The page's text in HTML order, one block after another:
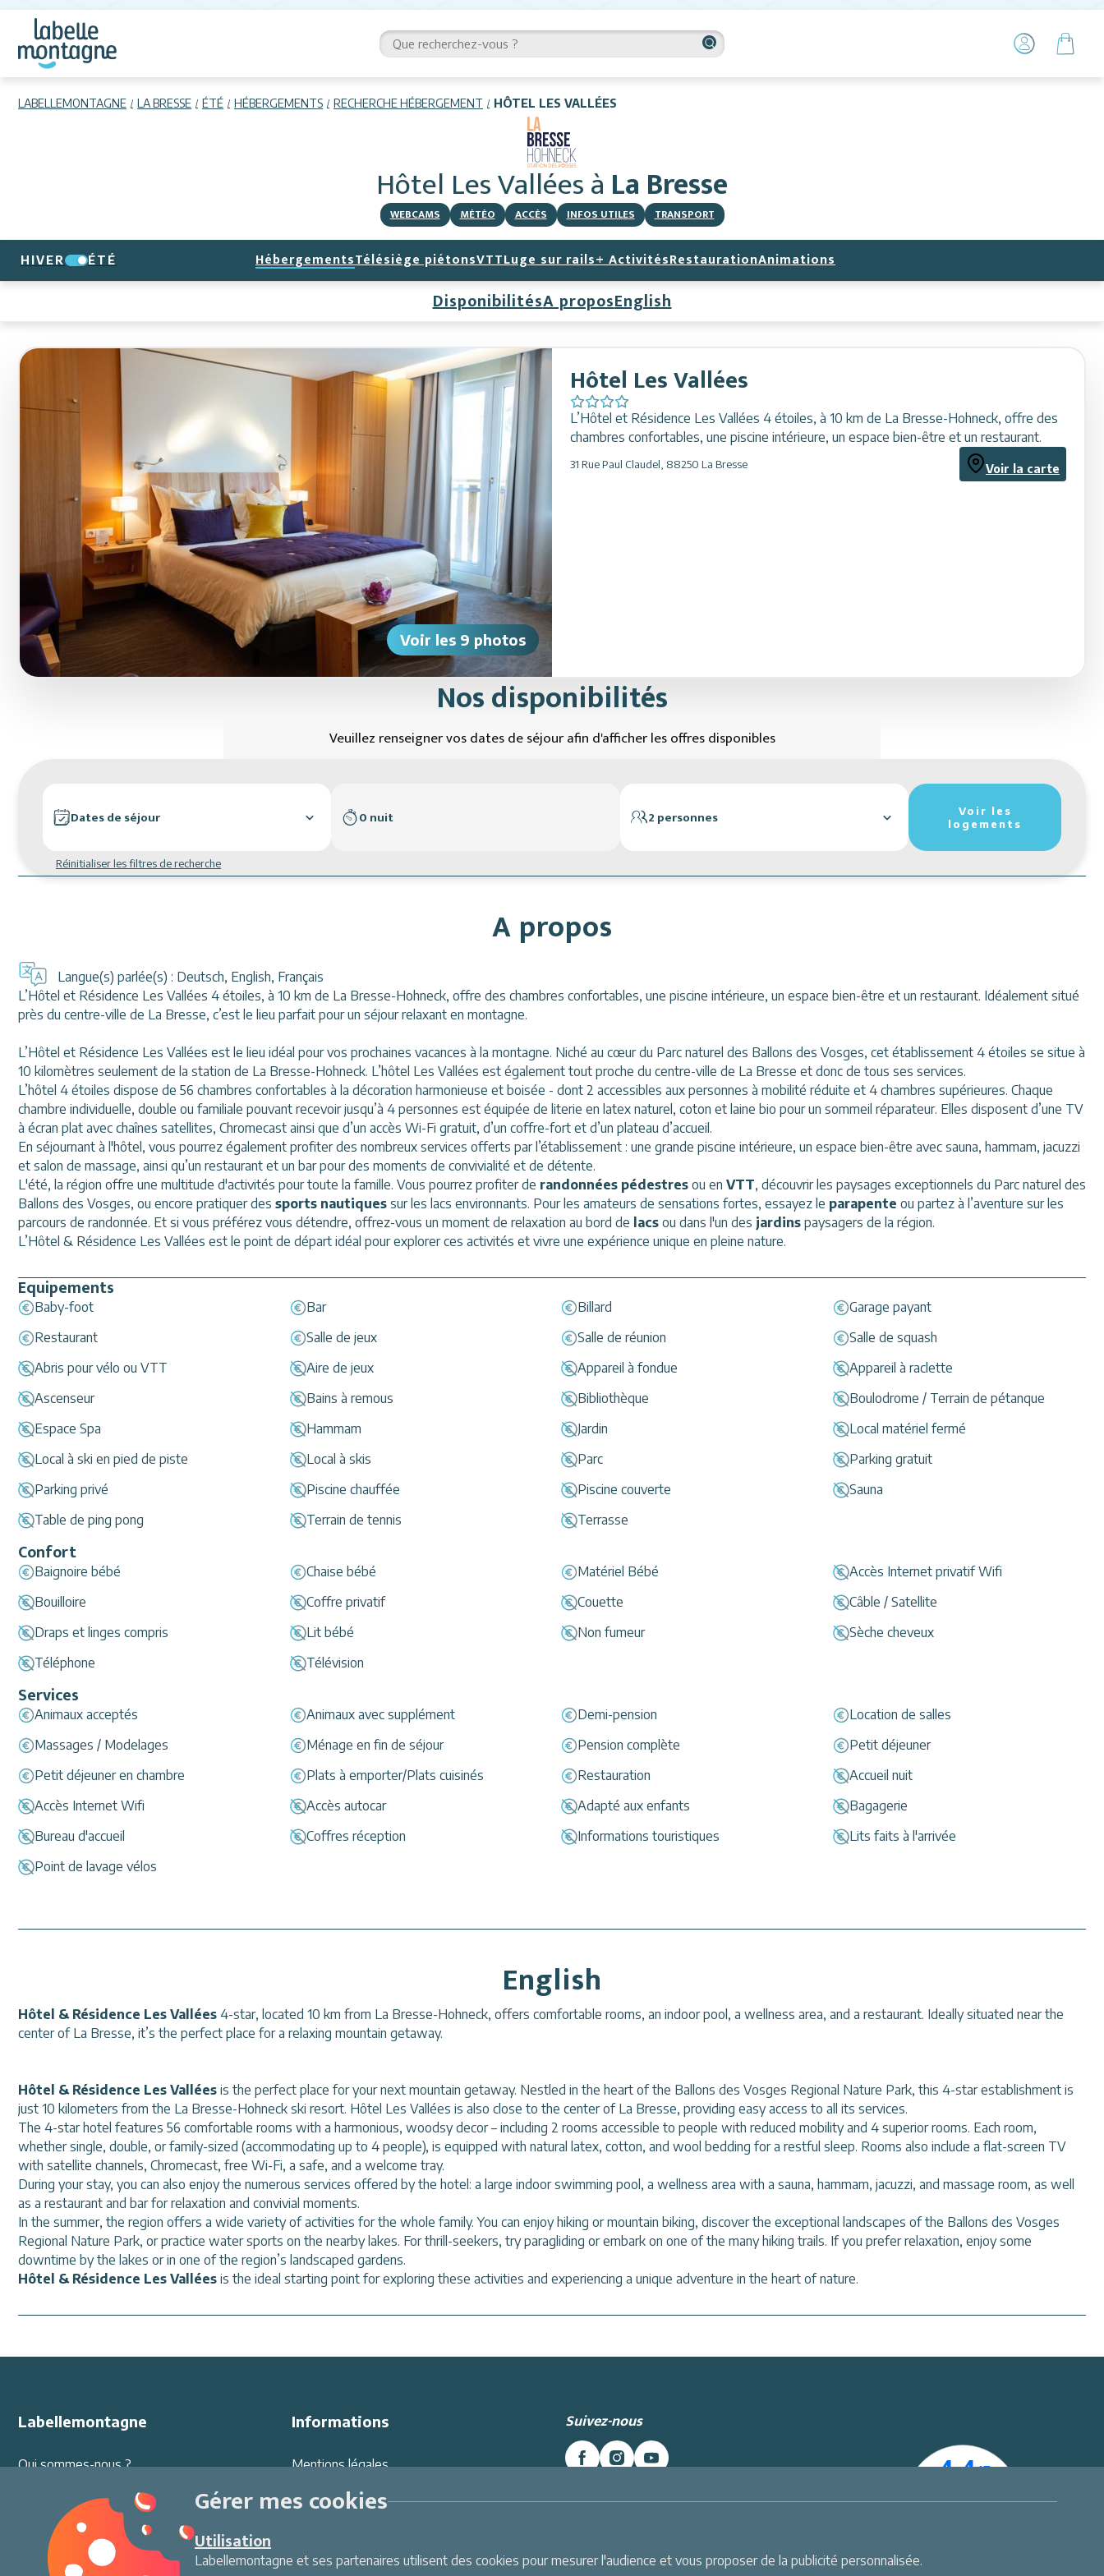
LABELLEMONTAGNE LA BRESSE ÉTÉ HÉBERGEMENTS RECHERCHE HÉBERGEMENT HÔTEL LES VALLÉES
Hôtel Les Valléesà La Bresse
WEBCAMS MÉTÉO ACCÈS INFOS UTILES TRANSPORT
HIVER ÉTÉ HébergementsTélésiège piétonsVTTLuge sur rails+ ActivitésRestaurationAnimations
DisponibilitésA proposEnglish
Voir les 9 photos
Hôtel Les Vallées
L’Hôtel et Résidence Les Vallées 4 étoiles, à 10 km de La Bresse-Hohneck, offre des
chambres confortables, une piscine intérieure, un espace bien-être et un restaurant.
31 Rue Paul Claudel 88250 La Bresse Voir la carte
Nos disponibilités
Veuillez renseigner vos dates de séjour afin d'afficher les offres disponibles
Dates de séjour 0 nuit 2 personnes
Réinitialiser les filtres de recherche
Voir les
logements
A propos
Langue(s) parlée(s) : Deutsch, English, Français
L’Hôtel et Résidence Les Vallées 4 étoiles, à 10 km de La Bresse-Hohneck, offre des chambres confortables, une piscine intérieure, un espace bien-être et un restaurant. Idéalement situé
près du centre-ville de La Bresse, c’est le lieu parfait pour un séjour relaxant en montagne.
L’Hôtel et Résidence Les Vallées est le lieu idéal pour vos prochaines vacances à la montagne. Niché au cœur du Parc naturel des Ballons des Vosges, cet établissement 4 étoiles se situe à
10 kilomètres seulement de la station de La Bresse-Hohneck. L’hôtel Les Vallées est également tout proche du centre-ville de La Bresse et donc de tous ses services.
L’hôtel 4 étoiles dispose de 56 chambres confortables à la décoration harmonieuse et boisée - dont 2 accessibles aux personnes à mobilité réduite et 4 chambres supérieures. Chaque
chambre individuelle, double ou familiale pouvant recevoir jusqu’à 4 personnes est équipée de literie en latex naturel, coton et laine bio pour un sommeil réparateur. Elles disposent d’une TV
à écran plat avec chaînes satellites, Chromecast ainsi que d’un accès Wi-Fi gratuit, d’un coffre-fort et d’un plateau d’accueil.
En séjournant à l'hôtel, vous pourrez également profiter des nombreux services offerts par l’établissement : une grande piscine intérieure, un espace bien-être avec sauna, hammam, jacuzzi
et salon de massage, ainsi qu’un restaurant et un bar pour des moments de convivialité et de détente.
L'été, la région offre une multitude d'activités pour toute la famille. Vous pourrez profiter de randonnées pédestres ou en VTT, découvrir les paysages exceptionnels du Parc naturel des
Ballons des Vosges, ou encore pratiquer des sports nautiques sur les lacs environnants. Pour les amateurs de sensations fortes, essayez le parapente ou partez à l’aventure sur les
parcours de randonnée. Et si vous préférez vous détendre, offrez-vous un moment de relaxation au bord de lacs ou dans l'un des jardins paysagers de la région.
L’Hôtel & Résidence Les Vallées est le point de départ idéal pour explorer ces activités et vivre une expérience unique en pleine nature.
Equipements
Baby-foot Bar Billard
Garage payant
Restaurant
Salle de jeux Salle de réunion
Salle de squash
Abris pour vélo ou VTT
Aire de jeux Appareil à fondue
Appareil à raclette
Ascenseur
Bains à remous Bibliothèque
Boulodrome / Terrain de pétanque
Espace Spa
Hammam Jardin
Local matériel fermé
Local à ski en pied de piste
Local à skis Parc
Parking gratuit
Parking privé
Piscine chauffée Piscine couverte
Sauna
Table de ping pong
Terrain de tennis Terrasse
Confort
Baignoire bébé Chaise bébé Matériel Bébé
Accès Internet privatif Wifi
Bouilloire
Coffre privatif Couette
Câble / Satellite
Draps et linges compris
Lit bébé Non fumeur
Sèche cheveux
Téléphone
Télévision
Services
Animaux acceptés Animaux avec supplément Demi-pension
Location de salles
Massages / Modelages
Ménage en fin de séjour Pension complète
Petit déjeuner
Petit déjeuner en chambre
Plats à emporter/Plats cuisinés Restauration
Accueil nuit
Accès Internet Wifi
Accès autocar Adapté aux enfants
Bagagerie
Bureau d'accueil
Coffres réception Informations touristiques
Lits faits à l'arrivée
Point de lavage vélos
English
Hôtel & Résidence Les Vallées 4-star, located 10 km from La Bresse-Hohneck, offers comfortable rooms, an indoor pool, a wellness area, and a restaurant. Ideally situated near the
center of La Bresse, it’s the perfect place for a relaxing mountain getaway.
Hôtel & Résidence Les Vallées is the perfect place for your next mountain getaway. Nestled in the heart of the Ballons des Vosges Regional Nature Park, this 4-star establishment is
just 10 kilometers from the La Bresse-Hohneck ski resort. Hôtel Les Vallées is also close to the center of La Bresse, providing easy access to all its services.
The 4-star hotel features 56 comfortable rooms with a harmonious, woodsy decor – including 2 rooms accessible to people with reduced mobility and 4 superior rooms. Each room,
whether single, double, or family-sized (accommodating up to 4 people), is equipped with natural latex, cotton, and wool bedding for a restful sleep. Rooms also include a flat-screen TV
with satellite channels, Chromecast, free Wi-Fi, a safe, and a welcome tray.
During your stay, you can also enjoy the numerous services offered by the hotel: a large indoor swimming pool, a wellness area with a sauna, hammam, jacuzzi, and massage room, as well
as a restaurant and bar for relaxation and convivial moments.
In the summer, the region offers a wide variety of activities for the whole family. You can enjoy hiking or mountain biking, discover the exceptional landscapes of the Ballons des Vosges
Regional Nature Park, or practice water sports on the nearby lakes. For thrill-seekers, try paragliding or embark on one of the many hiking trails. If you prefer relaxation, enjoy some
downtime by the lakes or in one of the region’s landscaped gardens.
Hôtel & Résidence Les Vallées is the ideal starting point for exploring these activities and experiencing a unique adventure in the heart of nature.
Labellemontagne
Qui sommes-nous ?
Partenariats
Ambassadeurs
Presse
Informations
Mentions légales
Protection des données
Conditions Générales de Vente
Environnement
Suivez-nous
Gérer mes cookies
Utilisation
Labellemontagne et ses partenaires utilisent des cookies pour mesurer l'audience et vous proposer de la publicité personnalisée.